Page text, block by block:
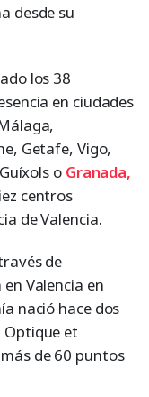
desde su
los 38
en ciudades
Getafe, Vigo,
o Granada,
centros
de Valencia.
de
Valencia en
nació hace dos
Optique et
de 60 puntos